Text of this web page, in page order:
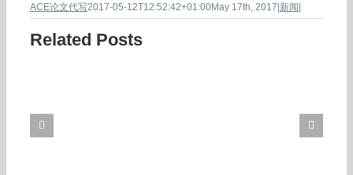
ACE论文代写2017-05-12T12:52:42+01:00May 17th, 2017|新闻|
Related Posts